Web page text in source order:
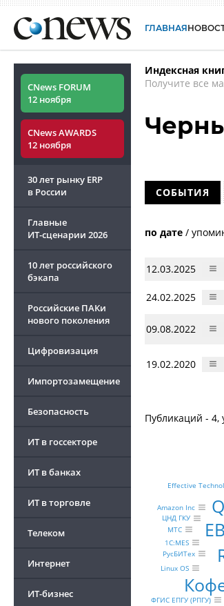
ГЛАВНАЯ
CNews FORUM
12 ноября
CNews AWARDS
12 ноября
30 лет рынку ERP
в России
Главные
ИТ-сценарии 2026
10 лет российского
бэкапа
Российские ПАКи
нового поколения
Цифровизация
Импортозамещение
Безопасность
ИТ в госсекторе
ИТ в банках
ИТ в торговле
Телеком
Интернет
ИТ-бизнес
Индексная
Получите все
СОБЫТИЯ
по дате /
12.03.2025
24.02.2025
09.08.2022
19.02.2020
Публикаций -
Effective
Amazon Inc
МТС
РусБИТех
ЦНД ГКУ
1С:MES
Linux OS
ФГИС ЕПГУ (РПГУ)